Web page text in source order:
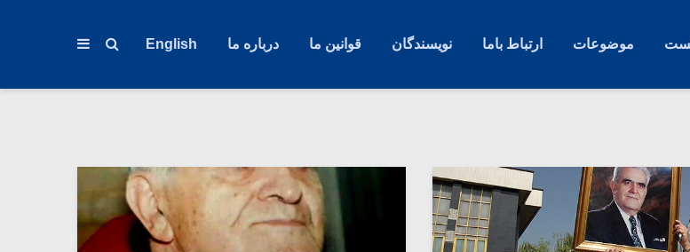
موضوعات ارتباط باما نویسندگان قوانین ما درباره ما English